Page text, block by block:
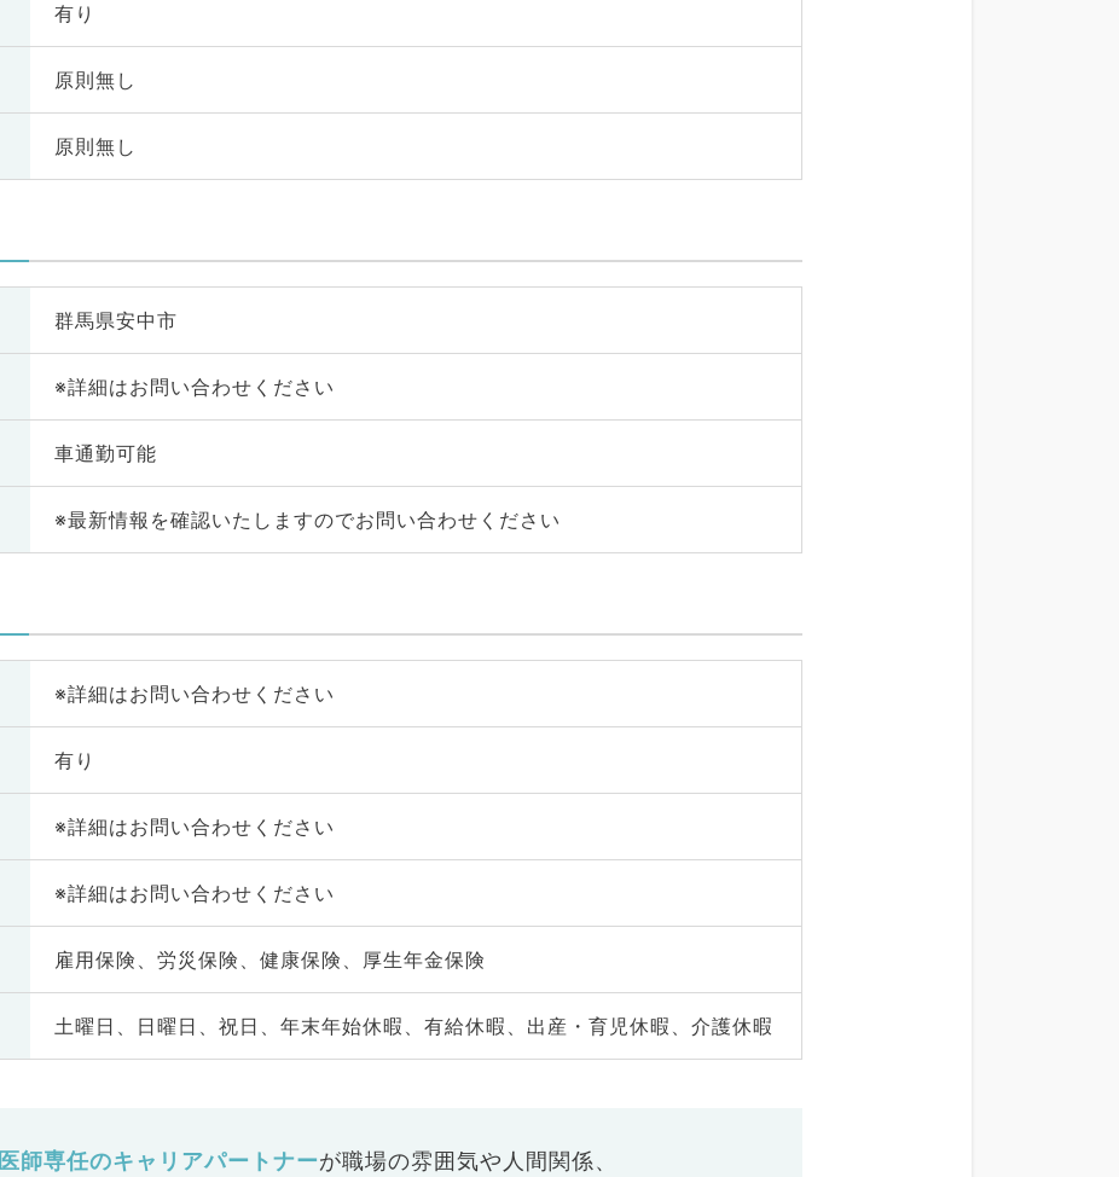
有り
原則無し
原則無し
群馬県安中市
※詳細はお問い合わせください
車通勤可能
※最新情報を確認いたしますのでお問い合わせください
※詳細はお問い合わせください
有り
※詳細はお問い合わせください
※詳細はお問い合わせください
雇用保険、労災保険、健康保険、厚生年金保険
土曜日、日曜日、祝日、年末年始休暇、有給休暇、出産・育児休暇、介護休暇
医師専任のキャリアパートナーが職場の雰囲気や人間関係、